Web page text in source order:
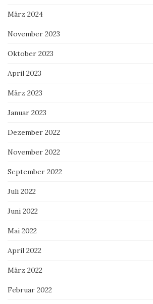
März 2024
November 2023
Oktober 2023
April 2023
März 2023
Januar 2023
Dezember 2022
November 2022
September 2022
Juli 2022
Juni 2022
Mai 2022
April 2022
März 2022
Februar 2022